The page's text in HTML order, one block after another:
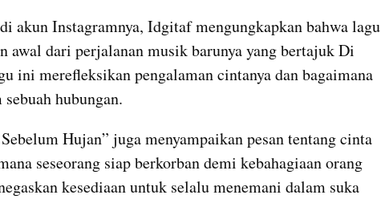
akun Instagramnya, Idgitaf mengungkapkan bahwa lagu
awal dari perjalanan musik barunya yang bertajuk Di
ini merefleksikan pengalaman cintanya dan bagaimana
hubungan.
Hujan” juga menyampaikan pesan tentang cinta
seseorang siap berkorban demi kebahagiaan orang
kesediaan untuk selalu menemani dalam suka